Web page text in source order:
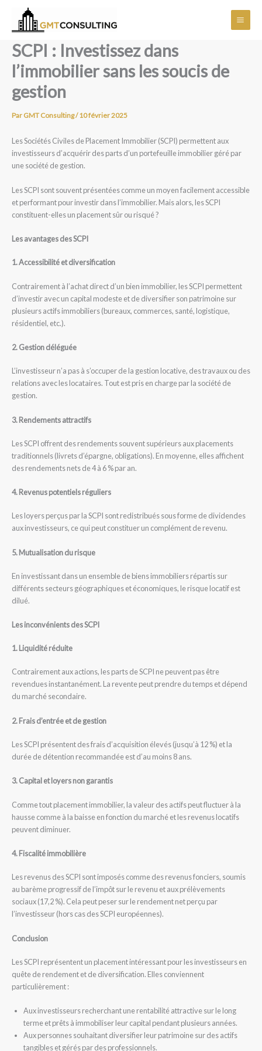
contenu
Main
SCPI : Investissez dans
l’immobilier sans les soucis de
gestion
Par GMT Consulting/10 février 2025
Les Sociétés Civiles de Placement Immobilier (SCPI) permettent aux
investisseurs d’acquérir des parts d’un portefeuille immobilier géré par
une société de gestion.
Les SCPI sont souvent présentées comme un moyen facilement accessible
et performant pour investir dans l’immobilier. Mais alors, les SCPI
constituent-elles un placement sûr ou risqué ?
Les avantages des SCPI
1. Accessibilité et diversification
Contrairement à l’achat direct d’un bien immobilier, les SCPI permettent
d’investir avec un capital modeste et de diversifier son patrimoine sur
plusieurs actifs immobiliers (bureaux, commerces, santé, logistique,
résidentiel, etc.).
2. Gestion déléguée
L’investisseur n’a pas à s’occuper de la gestion locative, des travaux ou des
relations avec les locataires. Tout est pris en charge par la société de
gestion.
3. Rendements attractifs
Les SCPI offrent des rendements souvent supérieurs aux placements
traditionnels (livrets d’épargne, obligations). En moyenne, elles affichent
des rendements nets de 4 à 6 % par an.
4. Revenus potentiels réguliers
Les loyers perçus par la SCPI sont redistribués sous forme de dividendes
aux investisseurs, ce qui peut constituer un complément de revenu.
5. Mutualisation du risque
En investissant dans un ensemble de biens immobiliers répartis sur
différents secteurs géographiques et économiques, le risque locatif est
dilué.
Les inconvénients des SCPI
1. Liquidité réduite
Contrairement aux actions, les parts de SCPI ne peuvent pas être
revendues instantanément. La revente peut prendre du temps et dépend
du marché secondaire.
2. Frais d’entrée et de gestion
Les SCPI présentent des frais d’acquisition élevés (jusqu’à 12 %) et la
durée de détention recommandée est d’au moins 8 ans.
3. Capital et loyers non garantis
Comme tout placement immobilier, la valeur des actifs peut fluctuer à la
hausse comme à la baisse en fonction du marché et les revenus locatifs
peuvent diminuer.
4. Fiscalité immobilière
Les revenus des SCPI sont imposés comme des revenus fonciers, soumis
au barème progressif de l’impôt sur le revenu et aux prélèvements
sociaux (17,2 %). Cela peut peser sur le rendement net perçu par
l’investisseur (hors cas des SCPI européennes).
Conclusion
Les SCPI représentent un placement intéressant pour les investisseurs en
quête de rendement et de diversification. Elles conviennent
particulièrement :
Aux investisseurs recherchant une rentabilité attractive sur le long
terme et prêts à immobiliser leur capital pendant plusieurs années.
Aux personnes souhaitant diversifier leur patrimoine sur des actifs
tangibles et gérés par des professionnels.